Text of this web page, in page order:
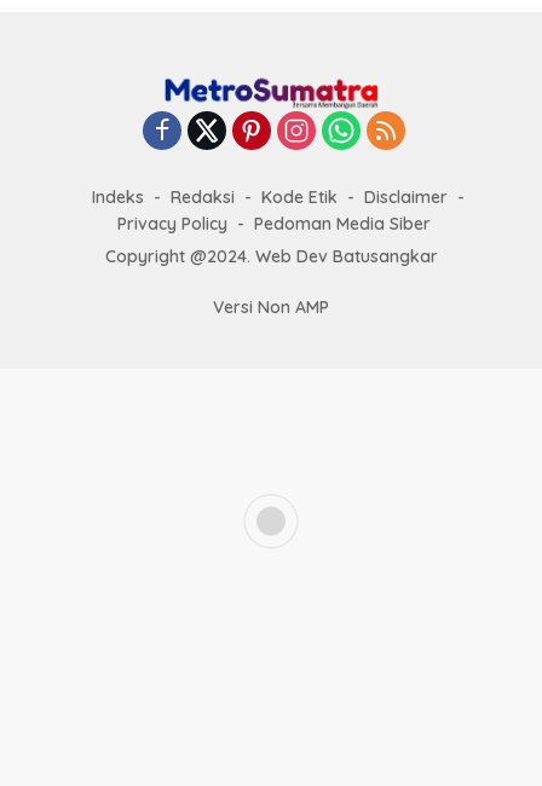
Indeks Redaksi Kode Etik
Disclaimer
Privacy Policy
Pedoman Media Siber
Copyright @2024. Web Dev Batusangkar
Versi Non AMP